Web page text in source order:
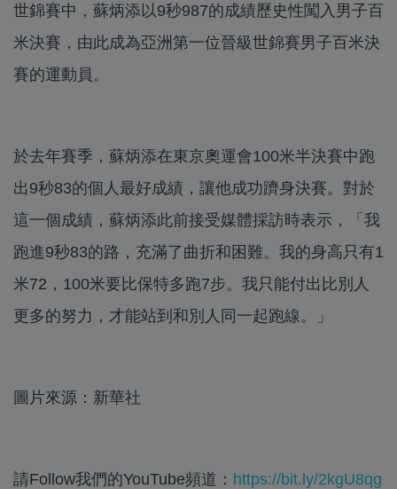
世錦賽中，蘇炳添以9秒987的成績歷史性闖入男子百
米決賽，由此成為亞洲第一位晉級世錦賽男子百米決
賽的運動員。
於去年賽季，蘇炳添在東京奧運會100米半決賽中跑
出9秒83的個人最好成績，讓他成功躋身決賽。對於
這一個成績，蘇炳添此前接受媒體採訪時表示，「我
跑進9秒83的路，充滿了曲折和困難。我的身高只有1
米72，100米要比保特多跑7步。我只能付出比別人
更多的努力，才能站到和別人同一起跑線。」
圖片來源：新華社
請Follow我們的YouTube頻道： https://bit.ly/2kgU8qg